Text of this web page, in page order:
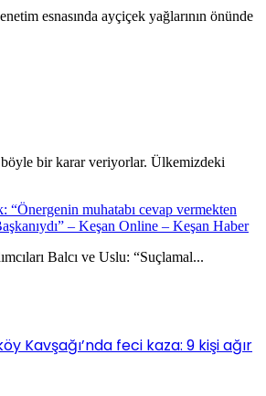
esnasında ayçiçek yağlarının önünde
böyle bir karar veriyorlar. Ülkemizdeki
“Önergenin muhatabı cevap vermekten
– Keşan Online – Keşan Haber
Balcı ve Uslu: “Suçlamal...
Kavşağı’nda feci kaza: 9 kişi ağır